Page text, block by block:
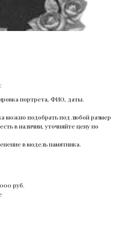
портрета, ФИО, даты.
можно подобрать под любой размер
в наличии, уточняйте цену по
в модель памятника.
руб.